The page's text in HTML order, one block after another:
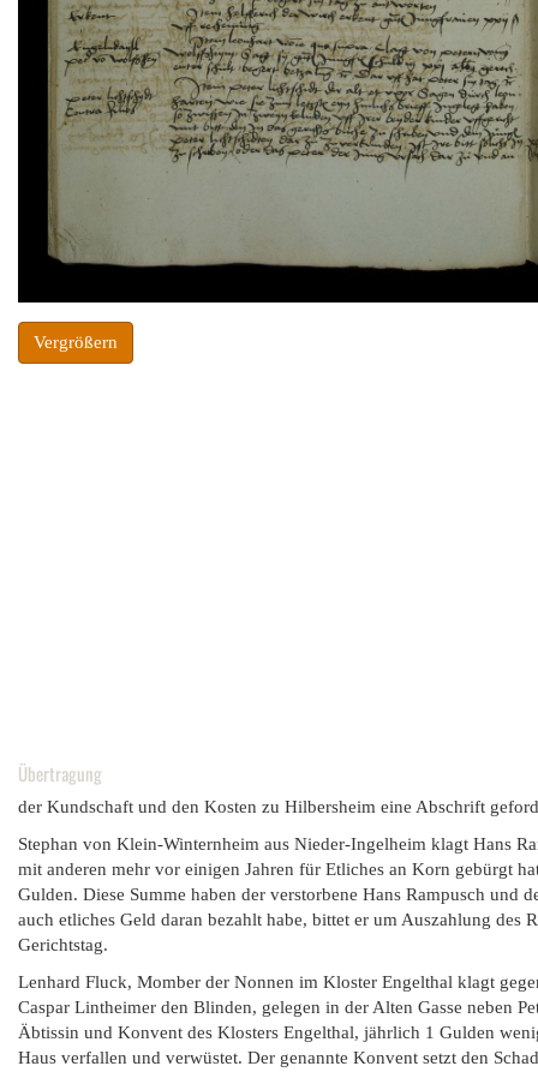
Vergrößern
Übertragung
der Kundschaft und den Kosten zu Hilbersheim eine Abschrift
Stephan von Klein-Winternheim aus Nieder-Ingelheim klagt Hans
mit anderen mehr vor einigen Jahren für Etliches an Korn gebürgt
Gulden. Diese Summe haben der verstorbene Hans Rampusch
auch etliches Geld daran bezahlt habe, bittet er um Auszahlung des
Gerichtstag.
Lenhard Fluck, Momber der Nonnen im Kloster Engelthal klagt
Caspar Lintheimer den Blinden, gelegen in der Alten Gasse neben
Äbtissin und Konvent des Klosters Engelthal, jährlich 1 Gulden
Haus verfallen und verwüstet. Der genannte Konvent setzt den